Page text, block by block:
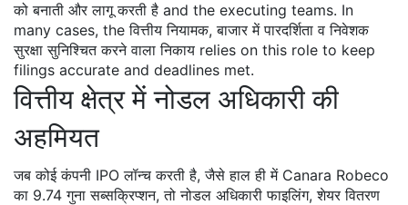
को बनाती और लागू करती है and the executing teams. In
many cases, theवित्तीय नियामक,बाजार में पारदर्शिता व निवेशक
सुरक्षा सुनिश्चित करने वाला निकाय relies on this role to keep
filings accurate and deadlines met.
वित्तीय क्षेत्र में नोडल अधिकारी की
अहमियत
जब कोई कंपनी IPO लॉन्च करती है, जैसे हाल ही में Canara Robeco
का 9.74 गुना सब्सक्रिप्शन, तो नोडल अधिकारी फाइलिंग, शेयर वितरण